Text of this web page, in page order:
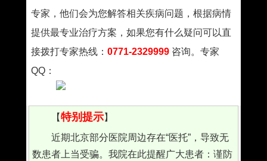
专家，他们会为您解答相关疾病问题，根据病情
提供最专业治疗方案，如果您有什么疑问可以直
接拨打专家热线： 0771-2329999 咨询。专家
QQ：
【特别提示】
近期北京部分医院周边存在“医托”，导致无
数患者上当受骗。我院在此提醒广大患者：谨防